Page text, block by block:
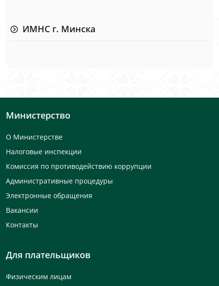
ИМНС г. Минска
Министерство
О Министерстве
Налоговые инспекции
Комиссия по противодействию коррупции
Административные процедуры
Электронные обращения
Вакансии
Контакты
Для плательщиков
Физическим лицам